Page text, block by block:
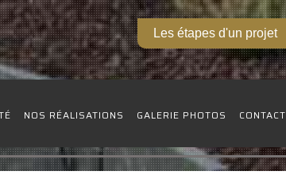
Les étapes d'un projet
NOS RÉALISATIONS GALERIE PHOTOS CONTACT